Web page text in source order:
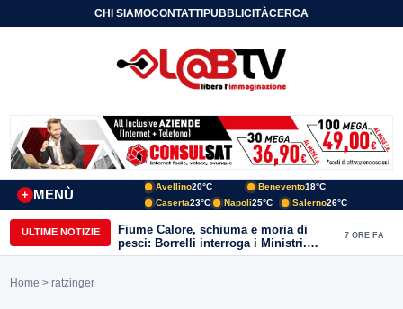
CHI SIAMOCONTATTIPUBBLICITÀCERCA
MENÙ
+
Avellino20°C Benevento18°C
Caserta23°C Napoli25°C Salerno26°C
ULTIME NOTIZIE
Fiume Calore, schiuma e moria di
pesci: Borrelli interroga i Ministri.
“Benevento paga l’assenza del
7 ORE FA
Home > ratzinger